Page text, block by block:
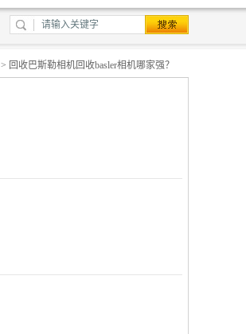
> 回收巴斯勒相机回收basler相机哪家强？